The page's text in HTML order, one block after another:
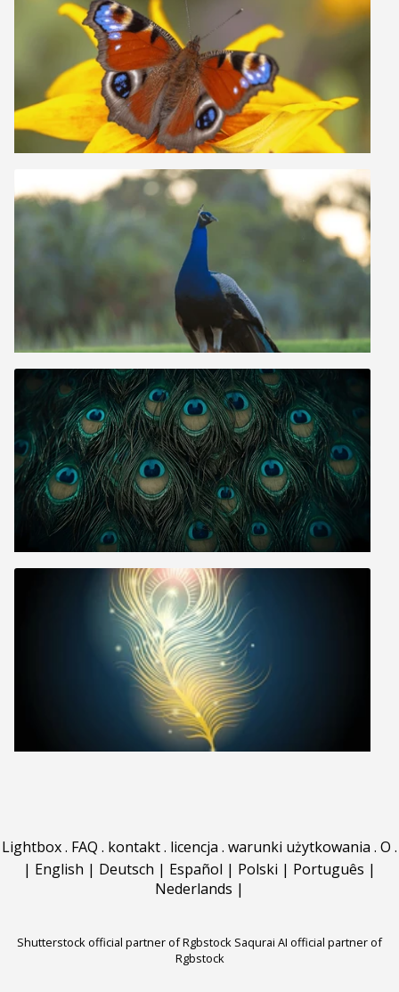
Lightbox. FAQ . kontakt. licencja . warunki użytkowania . O .
| English | Deutsch | Español | Polski | Português |
Nederlands |
Shutterstock official partner of Rgbstock Saqurai AI official partner of
Rgbstock